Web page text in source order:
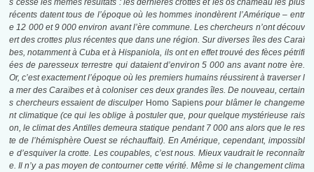
s cesse les mêmes résultats : les dernières crottes et les os chameau les plus
récents datent tous de l’époque où les hommes inondèrent l’Amérique – entr
e 12 000 et 9 000 environ avant l’ère commune. Les chercheurs n’ont découv
ert des crottes plus récentes que dans une région. Sur diverses îles des Caraï
bes, notamment à Cubaet à Hispaniola, ils ont en effet trouvé des fèces pétrifi
ées de paresseux terrestre qui dataient d’environ 5 000 ans avant notre ère.
Or, c’est exactement l’époque où les premiers humains réussirent à traverser l
a mer des Caraïbes et à coloniser ces deux grandes îles. De nouveau, certain
s chercheurs essaient de disculper Homo Sapienspour blâmer le changeme
nt climatique (ce qui les oblige à postuler que, pour quelque mystérieuse rais
on, le climat des Antilles demeura statique pendant 7 000 ans alors que le res
te de l’hémisphère Ouest se réchauffait). En Amérique, cependant, impossibl
e d’esquiver la crotte. Les coupables, c’est nous. Mieux vaudrait le reconnaîtr
e. Il n’y a pas moyen de contourner cette vérité. Même si le changement clima